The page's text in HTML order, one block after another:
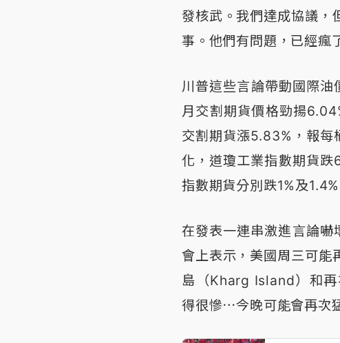
發核武。我們達成協議，
事。他們有問題，已經瘋
川普這些言論帶動國際
月交割期貨價格勁揚
交割期貨漲5.83%，報每
化，道瓊工業指數期貨
指數期貨分別跌1%及1.4%
在發表一連串激進言論嚇
會上表示，美國周三可能
島（Kharg Island）和
得很慘⋯今晚可能會再次